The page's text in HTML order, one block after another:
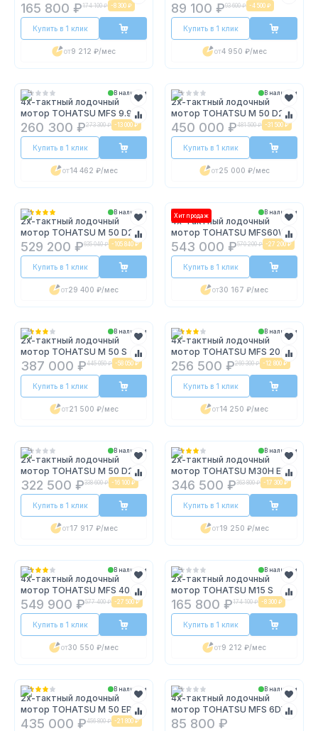
165 800 ₽174 100 ₽ -8 300 ₽
Купить в 1 клик
от9 212 ₽/мес
89 100 ₽93 600 ₽ -4 500 ₽
Купить в 1 клик
от4 950 ₽/мес
В наличии
4х-тактный лодочный
мотор TOHATSU MFS 9.9
EPS
260 300 ₽273 300 ₽ -13 000 ₽
Купить в 1 клик
от14 462 ₽/мес
В наличии
2х-тактный лодочный
мотор TOHATSU M 50 D2
EPOS
450 000 ₽481 500 ₽ -31 500 ₽
Купить в 1 клик
от25 000 ₽/мес
В наличии
2х-тактный лодочный
мотор TOHATSU M 50 D2
EPTOL
529 200 ₽635 040 ₽ -105 840 ₽
Купить в 1 клик
от29 400 ₽/мес
Хит продаж В наличии
4х-тактный лодочный
мотор TOHATSU MFS60W
543 000 ₽570 200 ₽ -27 200 ₽
Купить в 1 клик
от30 167 ₽/мес
В наличии
2х-тактный лодочный
мотор TOHATSU M 50 S
387 000 ₽445 050 ₽ -58 050 ₽
Купить в 1 клик
от21 500 ₽/мес
В наличии
4х-тактный лодочный
мотор TOHATSU MFS 20 S
256 500 ₽269 300 ₽ -12 800 ₽
Купить в 1 клик
от14 250 ₽/мес
В наличии
2х-тактный лодочный
мотор TOHATSU M 50 D2 S
322 500 ₽338 600 ₽ -16 100 ₽
Купить в 1 клик
от17 917 ₽/мес
В наличии
2х-тактный лодочный
мотор TOHATSU M30H EPS
346 500 ₽363 800 ₽ -17 300 ₽
Купить в 1 клик
от19 250 ₽/мес
В наличии
4х-тактный лодочный
мотор TOHATSU MFS 40
ETS
549 900 ₽577 400 ₽ -27 500 ₽
Купить в 1 клик
от30 550 ₽/мес
В наличии
2х-тактный лодочный
мотор TOHATSU M15 S
165 800 ₽174 100 ₽ -8 300 ₽
Купить в 1 клик
от9 212 ₽/мес
В наличии
2х-тактный лодочный
мотор TOHATSU M 50 EPOS
435 000 ₽456 800 ₽ -21 800 ₽
В наличии
4х-тактный лодочный
мотор TOHATSU MFS 6DWD
85 800 ₽